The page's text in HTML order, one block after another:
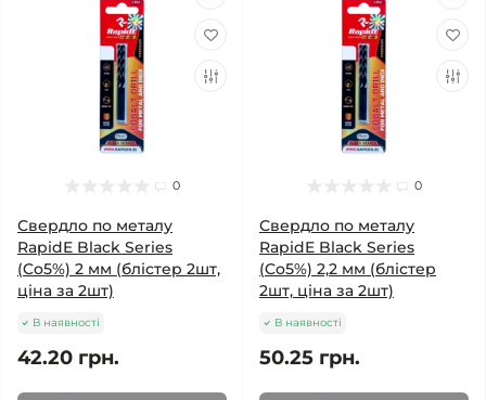
0
Свердло по металу
RapidE Black Series
(Co5%) 2 мм (блістер 2шт,
ціна за 2шт)
В наявності
42.20 грн.
0
Свердло по металу
RapidE Black Series
(Co5%) 2,2 мм (блістер
2шт, ціна за 2шт)
В наявності
50.25 грн.